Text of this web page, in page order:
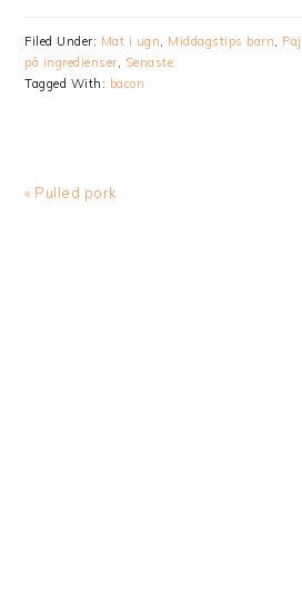
Filed Under: Mat i ugn Middagstips barn Paj
på ingredienser
Senaste
Tagged With: bacon
Previous
« Pulled pork